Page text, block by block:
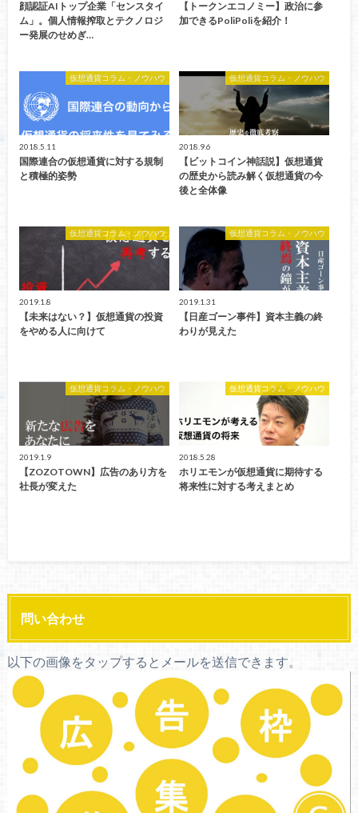
顔認証AIトップ企業「センスタイ
ム」。個人情報搾取とテクノロジ
ー発展のせめぎ…
【トークンエコノミー】政治に参
加できるPoliPoliを紹介！
仮想通貨コラム・ノウハウ
2018.5.11
国際連合の仮想通貨に対する規制
と積極的姿勢
仮想通貨コラム・ノウハウ
2018.9.6
【ビットコイン神話説】仮想通貨
の歴史から読み解く仮想通貨の今
後と全体像
仮想通貨コラム・ノウハウ
2019.1.8
【未来はない？】仮想通貨の投資
をやめる人に向けて
仮想通貨コラム・ノウハウ
2019.1.31
【日産ゴーン事件】資本主義の終
わりが見えた
仮想通貨コラム・ノウハウ
2019.1.9
【ZOZOTOWN】広告のあり方を
社長が変えた
仮想通貨コラム・ノウハウ
2018.5.28
ホリエモンが仮想通貨に期待する
将来性に対する考えまとめ
問い合わせ
以下の画像をタップするとメールを送信できます。